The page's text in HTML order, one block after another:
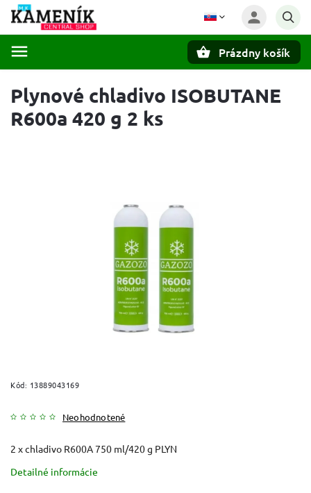
Prázdny košík
Plynové chladivo ISOBUTANE
R600a 420 g 2 ks
Kód: 13889043169
Neohodnotené
2 x chladivo R600A 750 ml/420 g PLYN
Detailné informácie